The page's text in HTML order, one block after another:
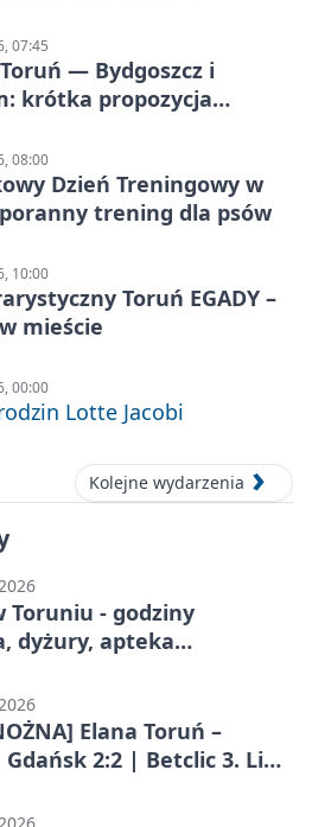
07:45
— Bydgoszcz i
krótka propozycja
08:00
Dzień Treningowy w
trening dla psów
10:00
Toruń EGADY –
mieście
00:00
Lotte Jacobi
Kolejne wydarzenia
Toruniu - godziny
dyżury, apteka
Elana Toruń –
2:2 | Betclic 3. Liga